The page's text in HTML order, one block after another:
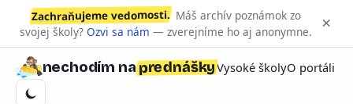
Zachraňujeme vedomosti. Máš archív poznámok zo
svojej školy? Ozvi sa nám — zverejníme ho aj anonymne. ×
nechodím naprednáškyVysoké školyO portáli